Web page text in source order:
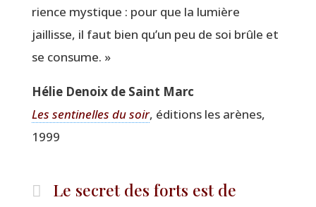
rience mys­tique : pour que la lumière
jaillisse, il faut bien qu’un peu de soi brûle et
se consume. »
Hélie Denoix de Saint Marc
Les sen­ti­nelles du soir, édi­tions les arènes,
1999
Le secret des forts est de